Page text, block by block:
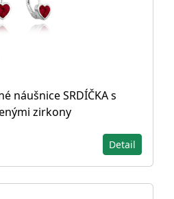
náušnice SRDÍČKA s
zirkony
Detail